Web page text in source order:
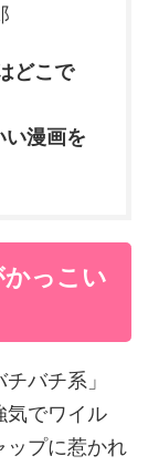
どこで
い漫画を
っこい
バチ系」
気でワイル
ップに惹かれ